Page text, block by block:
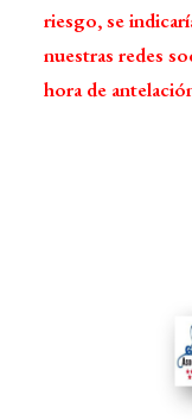
riesgo, se
nuestras redes
hora de